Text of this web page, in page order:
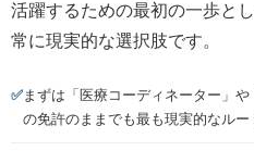
活躍するための最初の一歩と
常に現実的な選択肢です。
✅ まずは「医療コーディネーター」
の免許のままでも最も現実的なルー